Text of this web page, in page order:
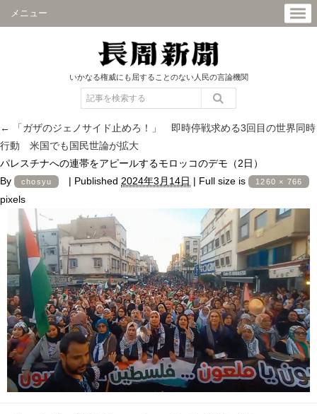
メニュー
いかなる権威にも屈することのない人民の言論機関
←
「ガザのジェノサイド止めろ！」 即時停戦求める3回目の世界同時
行動 米国でも国民世論が拡大
パレスチナへの連帯をアピールするモロッコのデモ（2日）
By
chosyu | Published 2024年3月14日 | Full size is 1260 × 766
pixels